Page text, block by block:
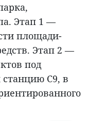
Этап 1 —
площади-
Этап 2 —
под
C9, в